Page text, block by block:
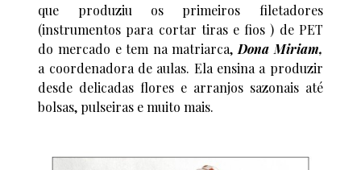
que produziu os primeiros filetadores
(instrumentos para cortar tiras e fios ) de PET
do mercado e tem na matriarca, Dona Miriam,
a coordenadora de aulas. Ela ensina a produzir
desde delicadas flores e arranjos sazonais até
bolsas, pulseiras e muito mais.